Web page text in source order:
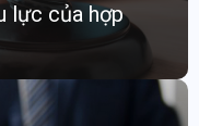
lực của hợp